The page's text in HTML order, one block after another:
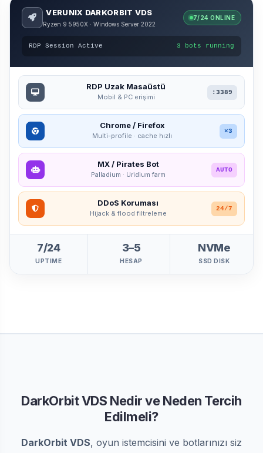
VERUNIX DARKORBIT VDS
Ryzen 9 5950X · Windows Server 2022
7/24 ONLINE
RDP Session Active 3 bots running
RDP Uzak Masaüstü
Mobil & PC erişimi
:3389
Chrome / Firefox
Multi-profile · cache hızlı
×3
MX / Pirates Bot
Palladium · Uridium farm
AUTO
DDoS Koruması
Hijack & flood filtreleme
24/7
7/24
UPTIME
3–5
HESAP
NVMe
SSD DISK
DarkOrbit VDS Nedir ve Neden Tercih
Edilmeli?
DarkOrbit VDS, oyun istemcisini ve botlarınızı siz